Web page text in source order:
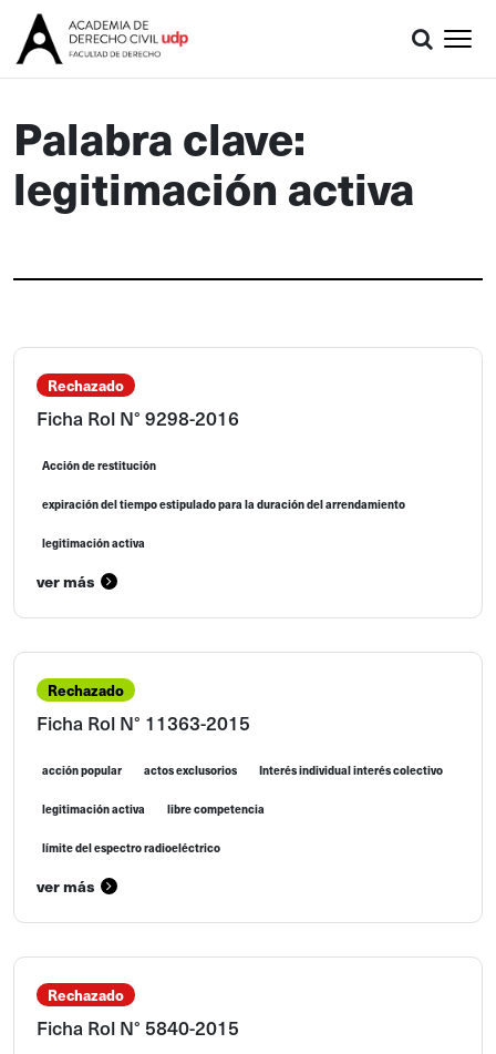
Palabra clave:
legitimación activa
Rechazado
Ficha Rol N° 9298-2016
Acción de restitución
expiración del tiempo estipulado para la duración del arrendamiento
legitimación activa
ver más
Rechazado
Ficha Rol N° 11363-2015
acción popular actos exclusorios Interés individual interés colectivo
legitimación activa libre competencia
límite del espectro radioeléctrico
ver más
Rechazado
Ficha Rol N° 5840-2015